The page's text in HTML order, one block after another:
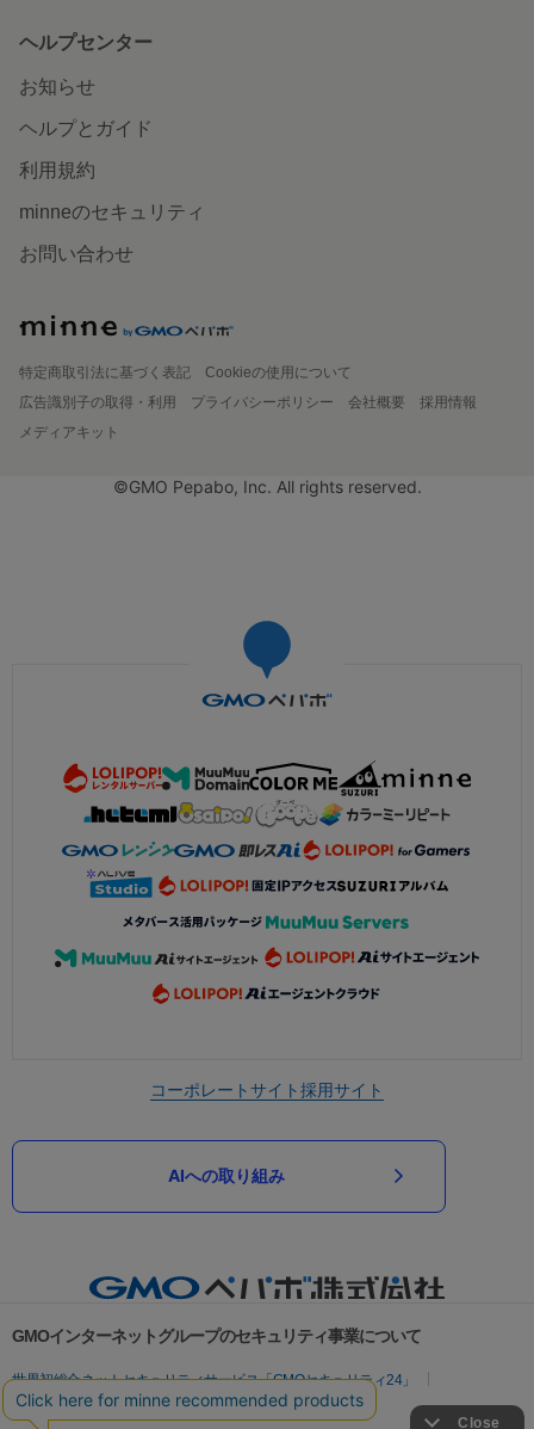
ヘルプセンター
お知らせ
ヘルプとガイド
利用規約
minneのセキュリティ
お問い合わせ
特定商取引法に基づく表記
Cookieの使用について
広告識別子の取得・利用
プライバシーポリシー 会社概要
採用情報
メディアキット
©GMO Pepabo, Inc. All rights reserved.
コーポレートサイト採用サイト
AIへの取り組み
GMOインターネットグループのセキュリティ事業について
世界初総合ネットセキュリティサービス「GMOセキュリティ24」
パスワード漏洩診断
Webサイトリスク診断